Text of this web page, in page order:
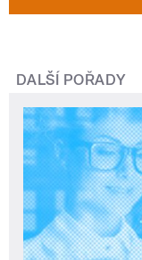
DALŠÍ POŘADY